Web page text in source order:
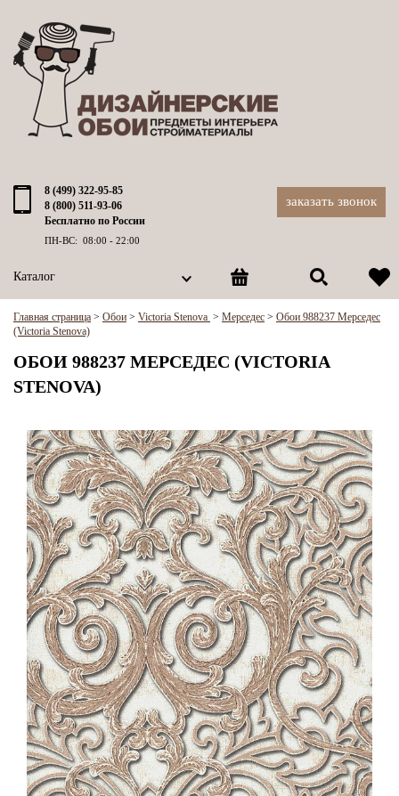
8 (499) 322-95-85
8 (800) 511-93-06
Бесплатно по России
ПН-ВС: 08:00 - 22:00
заказать звонок
Каталог
Главная страница > Обои > Victoria Stenova > Мерседес > Обои 988237 Мерседес
(Victoria Stenova)
ОБОИ 988237 МЕРСЕДЕС (VICTORIA
STENOVA)